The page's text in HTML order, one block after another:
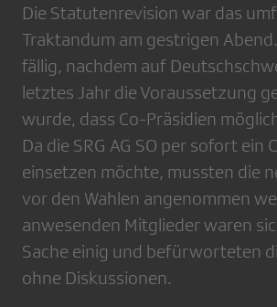
Die Statutenrevision war das
Traktandum am gestrigen
fällig, nachdem auf
letztes Jahr die Voraussetzung
wurde, dass Co-Präsidien
Da die SRG AG SO per sofort ein
einsetzen möchte, mussten die
vor den Wahlen angenommen
anwesenden Mitglieder waren
Sache einig und befürworteten
ohne Diskussionen.